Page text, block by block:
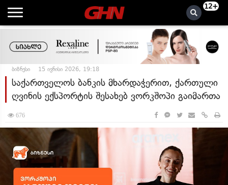
12+
ბიზნესი 15 ივნისი 2026, 19:18
საქართველოს ბანკის მხარდაჭერით, ქართული
ღვინის ექსპორტის შესახებ ვორკშოპი გაიმართა
676